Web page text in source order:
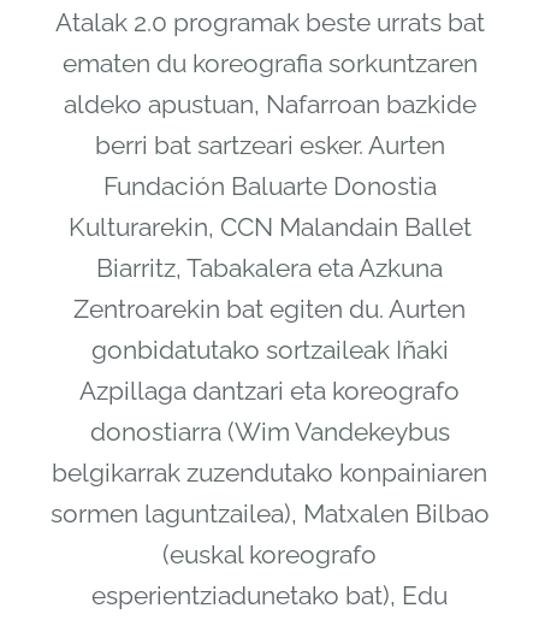
Atalak 2.0 programak beste urrats bat
ematen du koreografia sorkuntzaren
aldeko apustuan, Nafarroan bazkide
berri bat sartzeari esker. Aurten
Fundación Baluarte Donostia
Kulturarekin, CCN Malandain Ballet
Biarritz, Tabakalera eta Azkuna
Zentroarekin bat egiten du. Aurten
gonbidatutako sortzaileak Iñaki
Azpillaga dantzari eta koreografo
donostiarra (Wim Vandekeybus
belgikarrak zuzendutako konpainiaren
sormen laguntzailea), Matxalen Bilbao
(euskal koreografo
esperientziadunetako bat), Edu